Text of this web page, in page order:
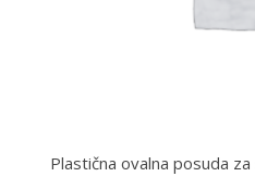
Plastična ovalna posuda